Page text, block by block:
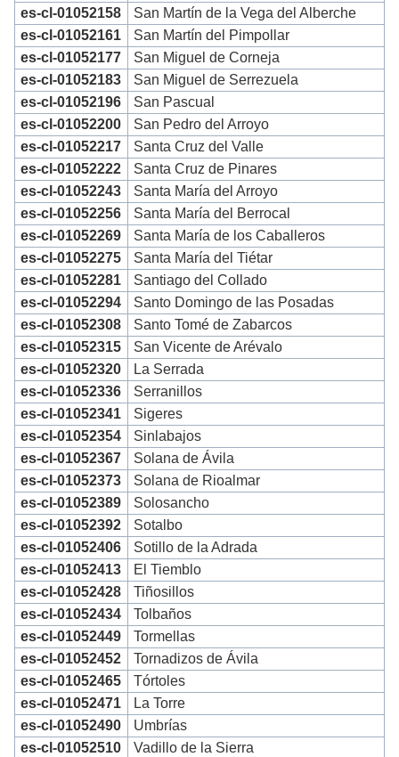
es-cl-01052158
San Martín de la Vega del Alberche
es-cl-01052161
San Martín del Pimpollar
es-cl-01052177
San Miguel de Corneja
es-cl-01052183
San Miguel de Serrezuela
es-cl-01052196
San Pascual
es-cl-01052200
San Pedro del Arroyo
es-cl-01052217
Santa Cruz del Valle
es-cl-01052222
Santa Cruz de Pinares
es-cl-01052243
Santa María del Arroyo
es-cl-01052256
Santa María del Berrocal
es-cl-01052269
Santa María de los Caballeros
es-cl-01052275
Santa María del Tiétar
es-cl-01052281
Santiago del Collado
es-cl-01052294
Santo Domingo de las Posadas
es-cl-01052308
Santo Tomé de Zabarcos
es-cl-01052315
San Vicente de Arévalo
es-cl-01052320
La Serrada
es-cl-01052336
Serranillos
es-cl-01052341
Sigeres
es-cl-01052354
Sinlabajos
es-cl-01052367
Solana de Ávila
es-cl-01052373
Solana de Rioalmar
es-cl-01052389
Solosancho
es-cl-01052392
Sotalbo
es-cl-01052406
Sotillo de la Adrada
es-cl-01052413
El Tiemblo
es-cl-01052428
Tiñosillos
es-cl-01052434
Tolbaños
es-cl-01052449
Tormellas
es-cl-01052452
Tornadizos de Ávila
es-cl-01052465
Tórtoles
es-cl-01052471
La Torre
es-cl-01052490
Umbrías
es-cl-01052510
Vadillo de la Sierra